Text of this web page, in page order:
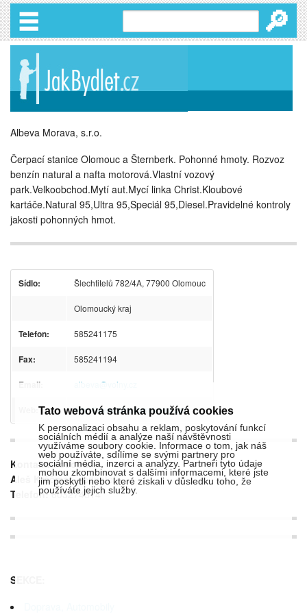
🔎
Albeva Morava, s.r.o.
Čerpací stanice Olomouc a Šternberk. Pohonné hmoty. Rozvoz
benzín natural a nafta motorová.Vlastní vozový
park.Velkoobchod.Mytí aut.Mycí linka Christ.Kloubové
kartáče.Natural 95,Ultra 95,Speciál 95,Diesel.Pravidelné kontroly
jakosti pohonných hmot.
Sídlo: Šlechtitelů 782/4A, 77900 Olomouc
Olomoucký kraj
Telefon: 585241175
Fax: 585241194
Email: albeva@volny.cz
http://www.albevamorava.cz/
Kontaktní osoba:
Aleš Kráčmar- jednatel
Telefon:603274514
SEKCE:
Tato webová stránka používá cookies
K personalizaci obsahu a reklam, poskytování funkcí
sociálních médií a analýze naší návštěvnosti
využíváme soubory cookie. Informace o tom, jak náš
web používáte, sdílíme se svými partnery pro
sociální média, inzerci a analýzy. Partneři tyto údaje
mohou zkombinovat s dalšími informacemi, které jste
jim poskytli nebo které získali v důsledku toho, že
používáte jejich služby.